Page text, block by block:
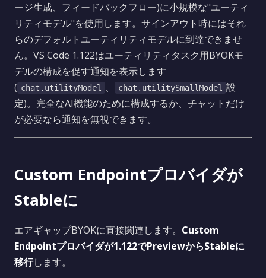
ージ生成、フィードバックフロー)に小規模な"ユーティ
リティモデル"を使用します。サインアウト時にはそれ
らのデフォルトユーティリティモデルに到達できませ
ん。VS Code 1.122はユーティリティタスク用BYOKモ
デルの構成を促す通知を表示します
( chat.utilityModel 、 chat.utilitySmallModel 設
定)。完全なAI機能のために構成するか、チャットだけ
が必要なら通知を無視できます。
Custom Endpointプロバイダが
Stableに
エアギャップBYOKに直接関連します。 Custom
Endpointプロバイダが1.122でPreviewからStableに
移行します。